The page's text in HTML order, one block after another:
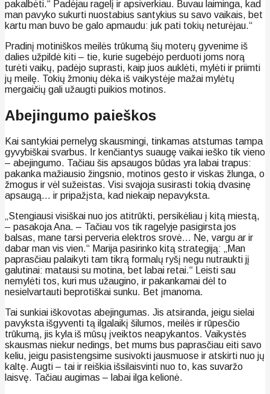
pakalbėti.“ Padėjau ragelį ir apsiverkiau. Buvau laiminga, kad
man pavyko sukurti nuostabius santykius su savo vaikais, bet
kartu man buvo be galo apmaudu: juk pati tokių neturėjau.“
Pradinį motiniškos meilės trūkumą šių moterų gyvenime iš
dalies užpildė kiti – tie, kurie sugebėjo perduoti joms norą
turėti vaikų, padėjo suprasti, kaip juos auklėti, mylėti ir priimti
jų meilę. Tokių žmonių dėka iš vaikystėje mažai mylėtų
mergaičių gali užaugti puikios motinos.
Abejingumo paieškos
Kai santykiai pernelyg skausmingi, tinkamas atstumas tampa
gyvybiškai svarbus. Ir kenčiantys suaugę vaikai ieško tik vieno
– abejingumo. Tačiau šis apsaugos būdas yra labai trapus:
pakanka mažiausio žingsnio, motinos gesto ir viskas žlunga, o
žmogus ir vėl sužeistas. Visi svajoja susirasti tokią dvasinę
apsaugą… ir pripažįsta, kad niekaip nepavyksta.
„Stengiausi visiškai nuo jos atitrūkti, persikėliau į kitą miestą,
– pasakoja Ana. – Tačiau vos tik ragelyje pasigirsta jos
balsas, mane tarsi perveria elektros srovė… Ne, vargu ar ir
dabar man vis vien.“ Marija pasirinko kitą strategiją: „Man
paprasčiau palaikyti tam tikrą formalų ryšį negu nutraukti jį
galutinai: matausi su motina, bet labai retai.“ Leisti sau
nemylėti tos, kuri mus užaugino, ir pakankamai dėl to
nesielvartauti beprotiškai sunku. Bet įmanoma.
Tai sunkiai iškovotas abejingumas. Jis atsiranda, jeigu sielai
pavyksta išgyventi tą ilgalaikį šilumos, meilės ir rūpesčio
trūkumą, jis kyla iš mūsų įveiktos neapykantos. Vaikystės
skausmas niekur nedings, bet mums bus paprasčiau eiti savo
keliu, jeigu pasistengsime susivokti jausmuose ir atskirti nuo jų
kaltę. Augti – tai ir reiškia išsilaisvinti nuo to, kas suvaržo
laisvę. Tačiau augimas – labai ilga kelionė.